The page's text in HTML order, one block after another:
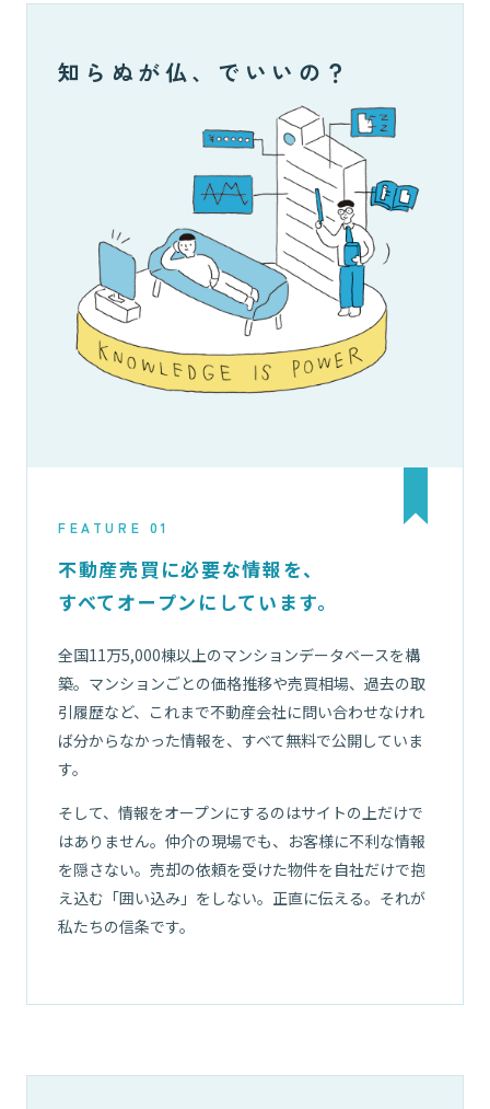
知らぬが仏、でいいの？
01
FEATURE 01
不動産売買に必要な情報を、
すべてオープンにしています。
全国11万5,000棟以上のマンションデータベースを構
築。マンションごとの価格推移や売買相場、過去の取
引履歴など、これまで不動産会社に問い合わせなけれ
ば分からなかった情報を、すべて無料で公開していま
す。
そして、情報をオープンにするのはサイトの上だけで
はありません。仲介の現場でも、お客様に不利な情報
を隠さない。売却の依頼を受けた物件を自社だけで抱
え込む「囲い込み」をしない。正直に伝える。それが
私たちの信条です。